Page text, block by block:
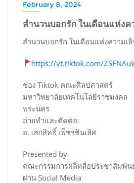
February 8, 2024
สำนวนบอกรัก ในเดือนแห่งค
สำนวนบอกรัก ในเดือนแห่งความเ
https://vt.tiktok.com/
ช่อง Tiktok คณะศิลป​ศาสตร์​
มหาวิทยาลัย​เทคโนโลยี​ราช​มงคล
​พระนคร​
ถ่ายทำ​และ​ตัดต่อ​:
อ. เสก​สิทธิ์​ เพ็ชร​ชิน​เลิศ​
Presented by
คณะกรรมการ​ผลิต​สื่อ​ประชา​สัมพัน
ผ่าน Social Media